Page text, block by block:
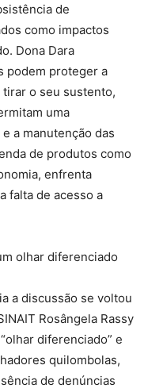
de
como impactos
Dona Dara
podem proteger a
o seu sustento,
uma
a manutenção das
de produtos como
enfrenta
falta de acesso a
olhar diferenciado
a discussão se voltou
Rosângela Rassy
diferenciado” e
quilombolas,
de denúncias